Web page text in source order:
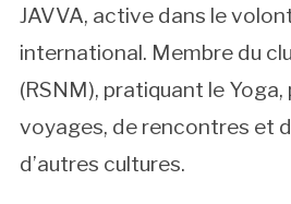
JAVVA, active dans le
international. Membre du
(RSNM), pratiquant le
voyages, de rencontres et
d’autres cultures.